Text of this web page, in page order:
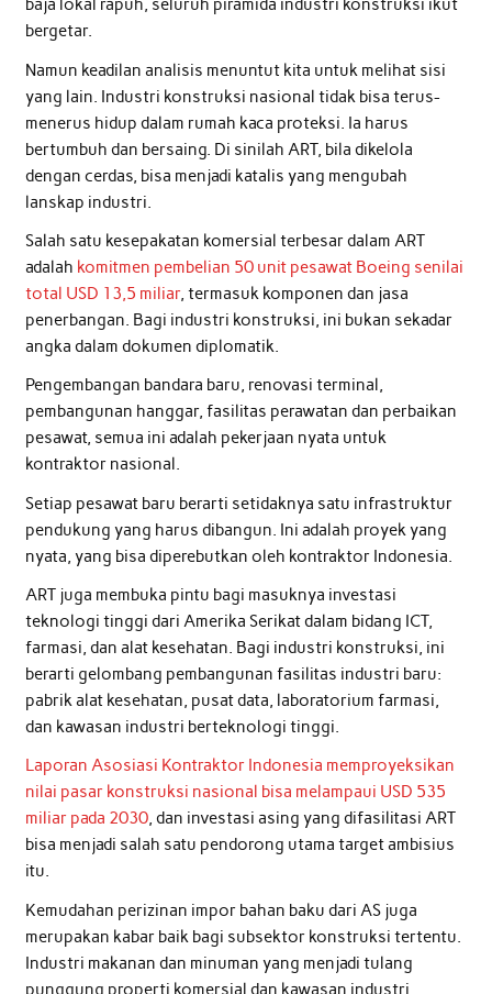
baja lokal rapuh, seluruh piramida industri konstruksi ikut
bergetar.
Namun keadilan analisis menuntut kita untuk melihat sisi
yang lain. Industri konstruksi nasional tidak bisa terus-
menerus hidup dalam rumah kaca proteksi. Ia harus
bertumbuh dan bersaing. Di sinilah ART, bila dikelola
dengan cerdas, bisa menjadi katalis yang mengubah
lanskap industri.
Salah satu kesepakatan komersial terbesar dalam ART
adalah komitmen pembelian 50 unit pesawat Boeing senilai
total USD 13,5 miliar, termasuk komponen dan jasa
penerbangan. Bagi industri konstruksi, ini bukan sekadar
angka dalam dokumen diplomatik.
Pengembangan bandara baru, renovasi terminal,
pembangunan hanggar, fasilitas perawatan dan perbaikan
pesawat, semua ini adalah pekerjaan nyata untuk
kontraktor nasional.
Setiap pesawat baru berarti setidaknya satu infrastruktur
pendukung yang harus dibangun. Ini adalah proyek yang
nyata, yang bisa diperebutkan oleh kontraktor Indonesia.
ART juga membuka pintu bagi masuknya investasi
teknologi tinggi dari Amerika Serikat dalam bidang ICT,
farmasi, dan alat kesehatan. Bagi industri konstruksi, ini
berarti gelombang pembangunan fasilitas industri baru:
pabrik alat kesehatan, pusat data, laboratorium farmasi,
dan kawasan industri berteknologi tinggi.
Laporan Asosiasi Kontraktor Indonesia memproyeksikan
nilai pasar konstruksi nasional bisa melampaui USD 535
miliar pada 2030, dan investasi asing yang difasilitasi ART
bisa menjadi salah satu pendorong utama target ambisius
itu.
Kemudahan perizinan impor bahan baku dari AS juga
merupakan kabar baik bagi subsektor konstruksi tertentu.
Industri makanan dan minuman yang menjadi tulang
punggung properti komersial dan kawasan industri